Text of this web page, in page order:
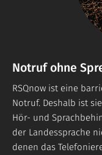
Notruf ohne
RSQnow ist eine
Notruf. Deshalb ist
Hör- und
der Landessprache
denen das